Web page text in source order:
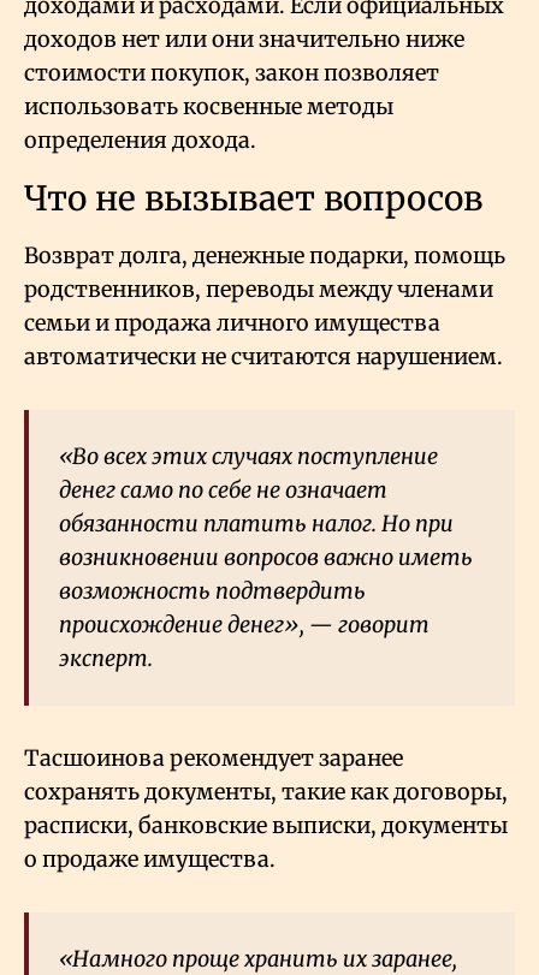
доходов нет или они значительно ниже
стоимости покупок, закон позволяет
использовать косвенные методы
определения дохода.
Что не вызывает вопросов
Возврат долга, денежные подарки, помощь
родственников, переводы между членами
семьи и продажа личного имущества
автоматически не считаются нарушением.
«Во всех этих случаях поступление
денег само по себе не означает
обязанности платить налог. Но при
возникновении вопросов важно иметь
возможность подтвердить
происхождение денег», — говорит
эксперт.
Тасшоинова рекомендует заранее
сохранять документы, такие как договоры,
расписки, банковские выписки, документы
о продаже имущества.
«Намного проще хранить их заранее,